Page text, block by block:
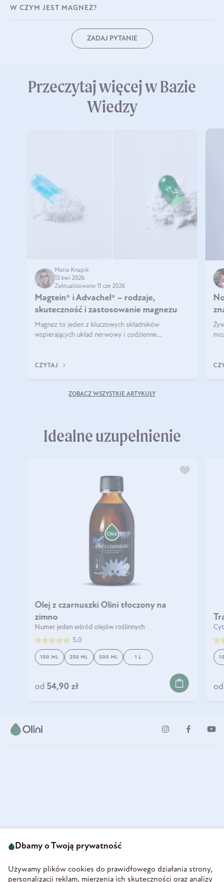
W CZYM JEST MAGNEZ?
ZADAJ PYTANIE
Przeczytaj więcej w Bazie
Wiedzy
Maria Knapik
13 kwi 2026
Zaktualizowano 11 cze 2026
Magtein® i Advachel® – rodzaje,
skuteczność i zastosowanie magnezu
Magnez to jeden z kluczowych składników
wspierających układ nerwowy i codzienne
Advachel®? Kiedy warto po nie sięgać? Dowiesz się
CZYTAJ
ZOBACZ WSZYSTKIE ARTYKUŁY
Idealne uzupełnienie
Olej z czarnuszki Olini tłoczony na
zimno
Numer jeden wśród olejów roślinnych
5.0
100 ML 250 ML 500 ML 1 L
od 54,90 zł od
ul. Strzegomska 49
Polska
NIP 8860027066
Dbamy o Twoją prywatność
Używamy plików cookies do prawidłowego działania strony,
personalizacji reklam, mierzenia ich skuteczności oraz analizy